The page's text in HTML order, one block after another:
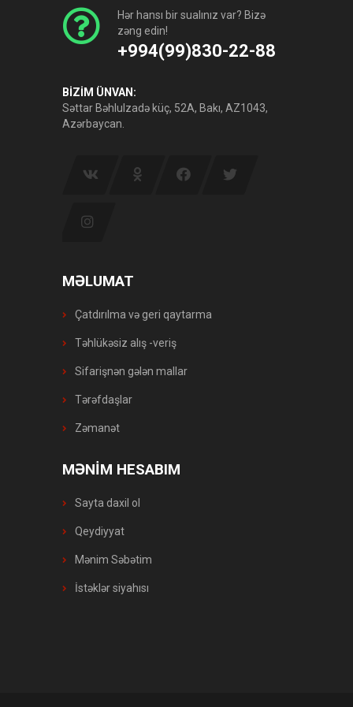
Hər hansı bir sualınız var? Bizə
zəng edin!
+994(99)830-22-88
BİZİM ÜNVAN:
Səttar Bəhlulzadə küç, 52A, Bakı, AZ1043,
Azərbaycan.
MƏLUMAT
Çatdırılma və geri qaytarma
Təhlükəsiz alış -veriş
Sifarişnən gələn mallar
Tərəfdaşlar
Zəmanət
MƏNİM HESABIM
Sayta daxil ol
Qeydiyyat
Mənim Səbətim
İstəklər siyahısı